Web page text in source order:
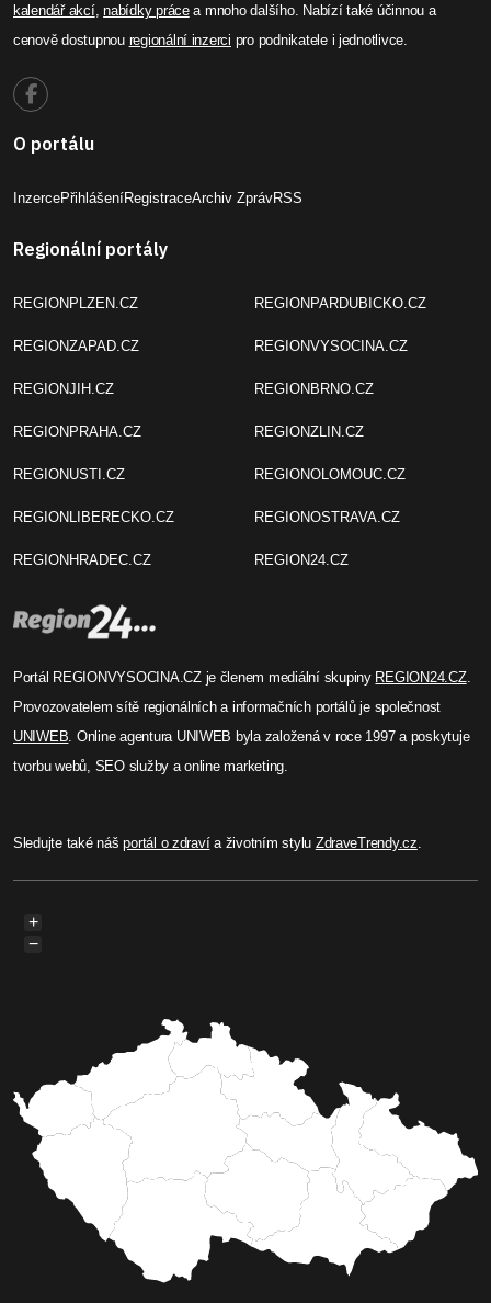
kalendář akcí,nabídky prácea mnoho dalšího. Nabízí také účinnou a
cenově dostupnou regionální inzerci pro podnikatele i jednotlivce.
O portálu
InzercePřihlášeníRegistraceArchiv ZprávRSS
Regionální portály
REGIONPLZEN.CZ
REGIONZAPAD.CZ
REGIONJIH.CZ
REGIONPRAHA.CZ
REGIONUSTI.CZ
REGIONLIBERECKO.CZ
REGIONHRADEC.CZ
REGIONPARDUBICKO.CZ
REGIONVYSOCINA.CZ
REGIONBRNO.CZ
REGIONZLIN.CZ
REGIONOLOMOUC.CZ
REGIONOSTRAVA.CZ
REGION24.CZ
Portál REGIONVYSOCINA.CZ je členem mediální skupiny REGION24.CZ.
Provozovatelem sítě regionálních a informačních portálů je společnost
UNIWEB . Online agentura UNIWEB byla založená v roce 1997 a poskytuje
tvorbu webů, SEO služby a online marketing.
Sledujte také nášportál o zdravía životním stylu ZdraveTrendy.cz
+
−